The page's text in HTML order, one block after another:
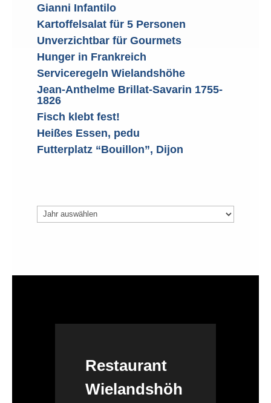
Gianni Infantilo
Kartoffelsalat für 5 Personen
Unverzichtbar für Gourmets
Hunger in Frankreich
Serviceregeln Wielandshöhe
Jean-Anthelme Brillat-Savarin 1755-
1826
Fisch klebt fest!
Heißes Essen, pedu
Futterplatz “Bouillon”, Dijon
Archiv
Restaurant
Wielandshöh